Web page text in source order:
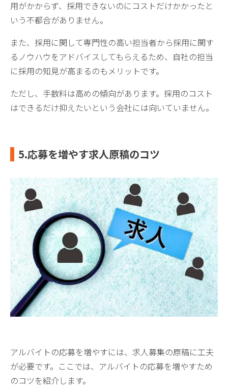
用がかからず、採用できないのにコストだけかかったと
いう不都合がありません。
また、採用に関して専門性の高い担当者から採用に関す
るノウハウをアドバイスしてもらえるため、自社の担当
に採用の知見が高まるのもメリットです。
ただし、手数料は高めの傾向があります。採用のコスト
はできるだけ抑えたいという会社には向いていません。
5.応募を増やす求人原稿のコツ
アルバイトの応募を増やすには、求人募集の原稿に工夫
が必要です。ここでは、アルバイトの応募を増やすため
のコツを紹介します。